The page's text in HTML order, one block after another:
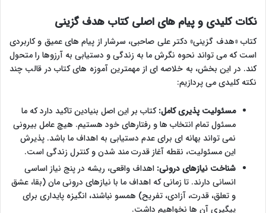
نکات کلیدی و پیام های اصلی کتاب هدف گزینی
کتاب «هدف گزینی» دکتر علی صاحبی، سرشار از پیام های عمیق و کاربردی
است که می تواند نحوه نگرش ما به زندگی و دستیابی به آرزوها را متحول
کند. در این بخش، به خلاصه ای از مهمترین آموزه های کتاب در قالب چند
نکته کلیدی می پردازیم:
مسئولیت پذیری کامل:کتاب بر این اصل بنیادین تاکید دارد که ما
مسئول تمام انتخاب ها و رفتارهای خود هستیم. هیچ عامل بیرونی
نمی تواند بهانه ای برای عدم دستیابی به اهداف ما باشد. پذیرش
این مسئولیت، نقطه آغاز قدرت مند شدن و کنترل زندگی است.
شناخت نیازهای درونی: اهداف واقعی، ریشه در پنج نیاز اساسی
انسانی دارند. تا زمانی که اهداف ما با نیازهای درونی مان (بقا، عشق
و تعلق، قدرت، آزادی، تفریح) همسو نباشند، انگیزه پایداری برای
پیگیری آن ها نخواهیم داشت.